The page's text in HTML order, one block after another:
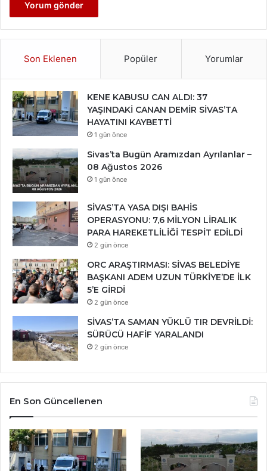
Son Eklenen Popüler Yorumlar
KENE KABUSU CAN ALDI: 37
YAŞINDAKİ CANAN DEMİR SİVAS’TA
HAYATINI KAYBETTİ
1 gün önce
Sivas’ta Bugün Aramızdan Ayrılanlar –
08 Ağustos 2026
1 gün önce
SİVAS’TA YASA DIŞI BAHİS
OPERASYONU: 7,6 MİLYON LİRALIK
PARA HAREKETLİLİĞİ TESPİT EDİLDİ
2 gün önce
ORC ARAŞTIRMASI: SİVAS BELEDİYE
BAŞKANI ADEM UZUN TÜRKİYE’DE İLK
5’E GİRDİ
2 gün önce
SİVAS’TA SAMAN YÜKLÜ TIR DEVRİLDİ:
SÜRÜCÜ HAFİF YARALANDI
2 gün önce
En Son Güncellenen